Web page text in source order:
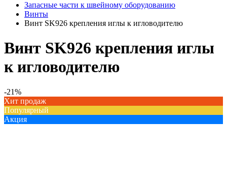
Запасные части к швейному оборудованию
Винты
Винт SK926 крепления иглы к игловодителю
Винт SK926 крепления иглы
к игловодителю
-21%
Хит продаж
Популярный
Акция